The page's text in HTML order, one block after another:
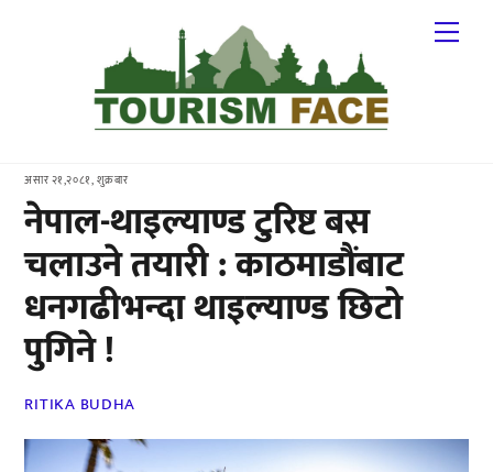
असार २१,२०८१, शुक्रबार
नेपाल-थाइल्याण्ड टुरिष्ट बस
चलाउने तयारी : काठमाडौंबाट
धनगढीभन्दा थाइल्याण्ड छिटो
पुगिने !
RITIKA BUDHA